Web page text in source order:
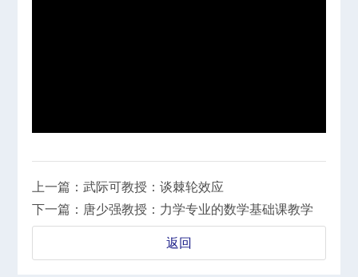
上一篇：武际可教授：谈棘轮效应
下一篇：唐少强教授：力学专业的数学基础课教学
返回